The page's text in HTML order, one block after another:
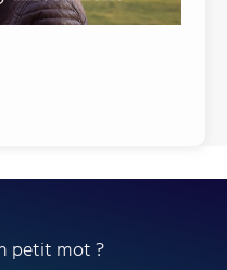
petit mot ?